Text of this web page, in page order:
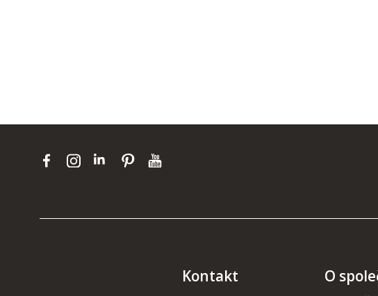
Kontakt O